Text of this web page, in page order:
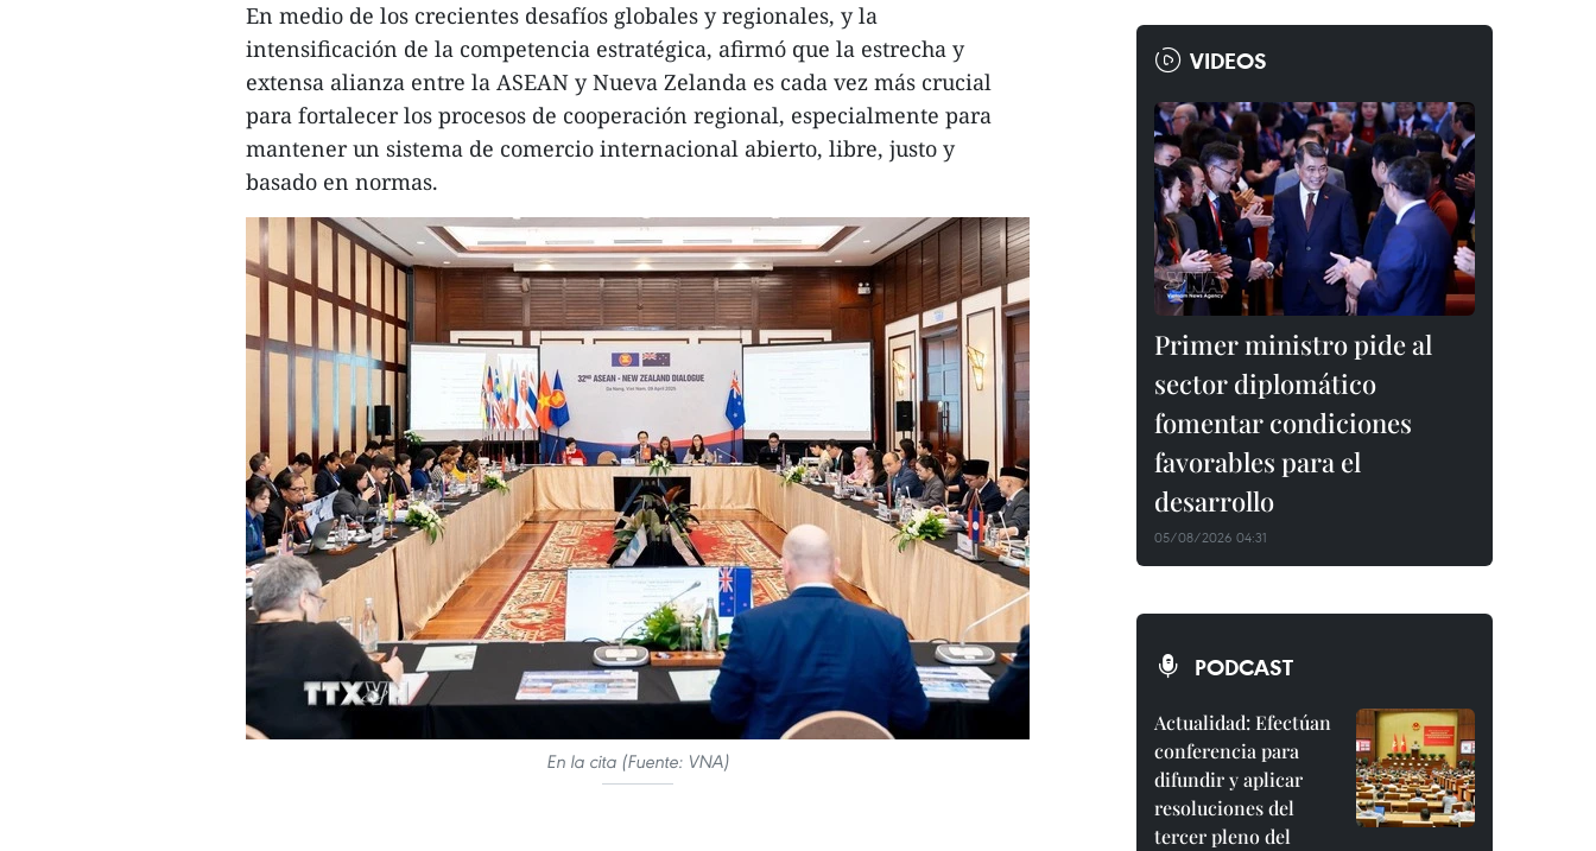
En medio de los crecientes desafíos globales y regionales, y la
intensificación de la competencia estratégica, afirmó que la estrecha y
extensa alianza entre la ASEAN y Nueva Zelanda es cada vez más crucial
para fortalecer los procesos de cooperación regional, especialmente para
mantener un sistema de comercio internacional abierto, libre, justo y
basado en normas.
En la cita (Fuente: VNA)
VIDEOS
Primer ministro pide al
sector diplomático
fomentar condiciones
favorables para el
desarrollo
05/08/2026 04:31
PODCAST
Actualidad: Efectúan
conferencia para
difundir y aplicar
resoluciones del
tercer pleno del